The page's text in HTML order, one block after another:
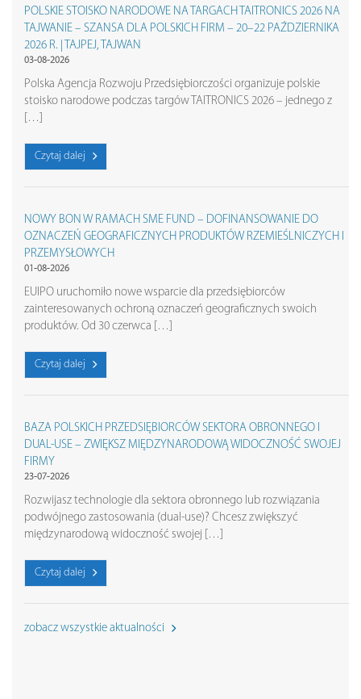
POLSKIE STOISKO NARODOWE NA TARGACH TAITRONICS 2026 NA
TAJWANIE – SZANSA DLA POLSKICH FIRM – 20–22 PAŹDZIERNIKA
2026 R. | TAJPEJ, TAJWAN
03-08-2026
Polska Agencja Rozwoju Przedsiębiorczości organizuje polskie
stoisko narodowe podczas targów TAITRONICS 2026 – jednego z
[…]
Czytaj dalej
NOWY BON W RAMACH SME FUND – DOFINANSOWANIE DO
OZNACZEŃ GEOGRAFICZNYCH PRODUKTÓW RZEMIEŚLNICZYCH I
PRZEMYSŁOWYCH
01-08-2026
EUIPO uruchomiło nowe wsparcie dla przedsiębiorców
zainteresowanych ochroną oznaczeń geograficznych swoich
produktów. Od 30 czerwca […]
Czytaj dalej
BAZA POLSKICH PRZEDSIĘBIORCÓW SEKTORA OBRONNEGO I
DUAL-USE – ZWIĘKSZ MIĘDZYNARODOWĄ WIDOCZNOŚĆ SWOJEJ
FIRMY
23-07-2026
Rozwijasz technologie dla sektora obronnego lub rozwiązania
podwójnego zastosowania (dual-use)? Chcesz zwiększyć
międzynarodową widoczność swojej […]
Czytaj dalej
zobacz wszystkie aktualności